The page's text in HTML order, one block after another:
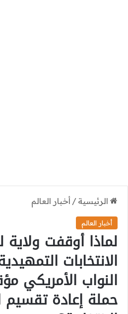
الرئيسية / أخبار العالم
أخبار العالم
لماذا أوقفت ولاية
الانتخابات
النواب الأمريكي
حملة إعادة تقسيم